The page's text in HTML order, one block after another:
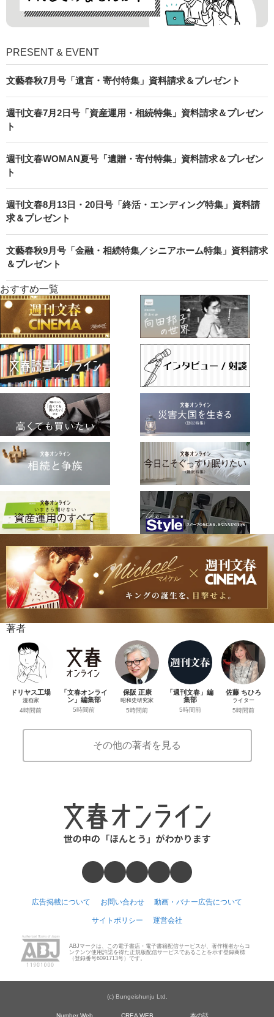
PRESENT & EVENT
文藝春秋7月号「遺言・寄付特集」資料請求＆プレゼント
週刊文春7月2日号「資産運用・相続特集」資料請求＆プレゼン
ト
週刊文春WOMAN夏号「遺贈・寄付特集」資料請求＆プレゼン
ト
週刊文春8月13日・20日号「終活・エンディング特集」資料請
求＆プレゼント
文藝春秋9月号「金融・相続特集／シニアホーム特集」資料請求
＆プレゼント
おすすめ一覧
著者
ドリヤス工場
漫画家
4時間前
「文春オンライ
ン」編集部
5時間前
保阪 正康
昭和史研究家
5時間前
「週刊文春」編
集部
5時間前
佐藤 ちひろ
ライター
5時間前
その他の著者を見る
広告掲載について お問い合わせ 動画・バナー広告について
サイトポリシー 運営会社
ABJマークは、この電子書店・電子書籍配信サービスが、著作権者からコ
ンテンツ使用許諾を得た正規版配信サービスであることを示す登録商標
（登録番号6091713号）です。
(c) Bungeishunju Ltd.